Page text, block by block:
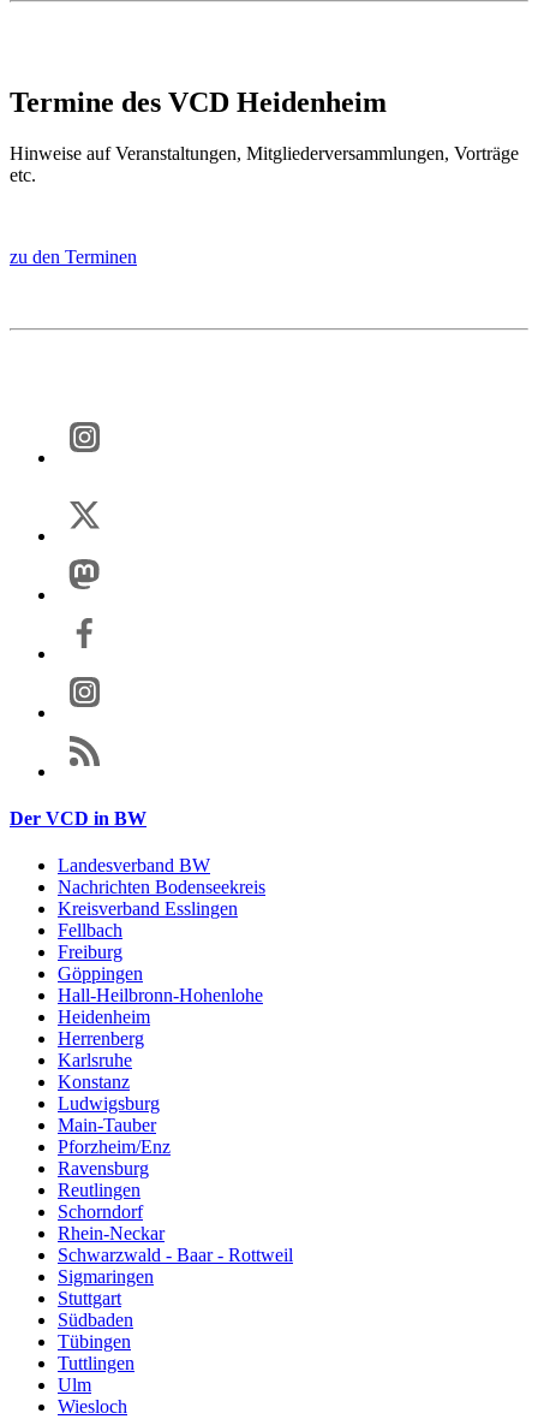
Termine des VCD Heidenheim
Hinweise auf Veranstaltungen, Mitgliederversammlungen, Vorträge
etc.
zu den Terminen
Der VCD in BW
Landesverband BW
Nachrichten Bodenseekreis
Kreisverband Esslingen
Fellbach
Freiburg
Göppingen
Hall-Heilbronn-Hohenlohe
Heidenheim
Herrenberg
Karlsruhe
Konstanz
Ludwigsburg
Main-Tauber
Pforzheim/Enz
Ravensburg
Reutlingen
Schorndorf
Rhein-Neckar
Schwarzwald - Baar - Rottweil
Sigmaringen
Stuttgart
Südbaden
Tübingen
Tuttlingen
Ulm
Wiesloch